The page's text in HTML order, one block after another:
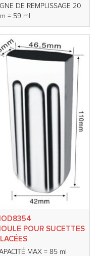
DE REMPLISSAGE 20
= 59 ml
POUR SUCETTES
MAX = 85 ml